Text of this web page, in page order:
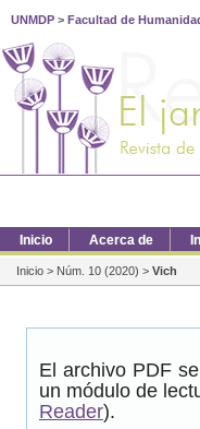
UNMDP > Facultad de
Inicio Acerca de
Inicio > Núm. 10 (2020) > Vich
El archivo PDF
un módulo de
Reader).